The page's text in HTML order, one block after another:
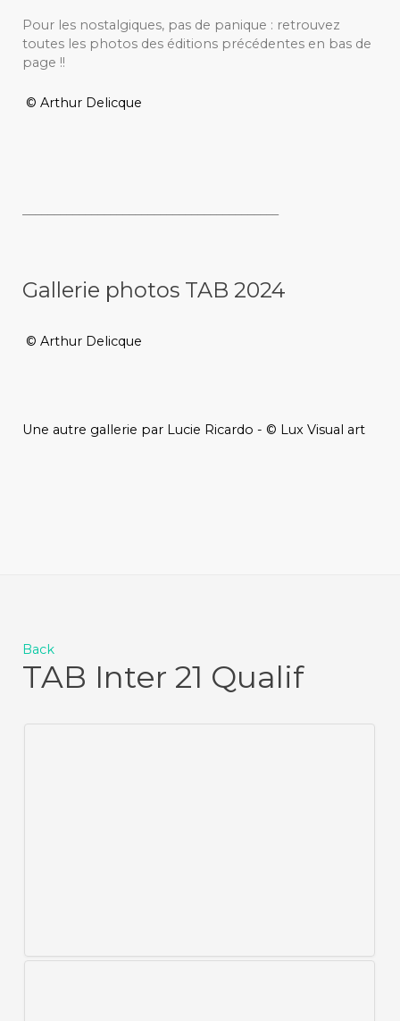
Pour les nostalgiques, pas de panique : retrouvez
toutes les photos des éditions précédentes en bas de
page !!
© Arthur Delicque
Gallerie photos TAB 2024
© Arthur Delicque
Une autre gallerie par Lucie Ricardo - © Lux Visual art
Back
TAB Inter 21 Qualif